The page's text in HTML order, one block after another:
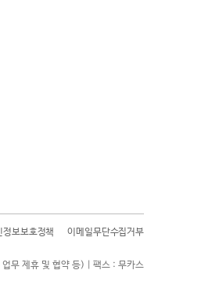
정보보호정책 이메일무단수집거부
무 제휴 및 협약 등) | 팩스 : 무카스